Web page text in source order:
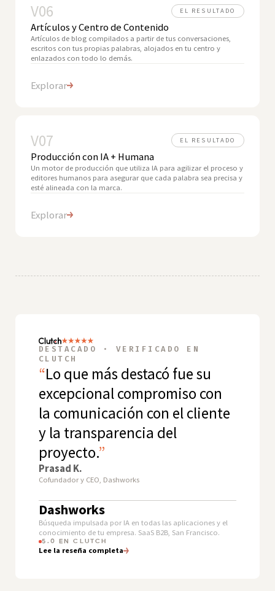
V06 EL RESULTADO
Artículos y Centro de Contenido
Artículos de blog compilados a partir de tus conversaciones,
escritos con tus propias palabras, alojados en tu centro y
enlazados con todo lo demás.
Explorar
V07 EL RESULTADO
Producción con IA + Humana
Un motor de producción que utiliza IA para agilizar el proceso y
editores humanos para asegurar que cada palabra sea precisa y
esté alineada con la marca.
Explorar
DESTACADO · VERIFICADO EN
CLUTCH
“Lo que más destacó fue su
excepcional compromiso con
la comunicación con el cliente
y la transparencia del
proyecto.”
Prasad K.
Cofundador y CEO, Dashworks
Dashworks
Búsqueda impulsada por IA en todas las aplicaciones y el
conocimiento de tu empresa. SaaS B2B, San Francisco.
5.0 EN CLUTCH
Lee la reseña completa